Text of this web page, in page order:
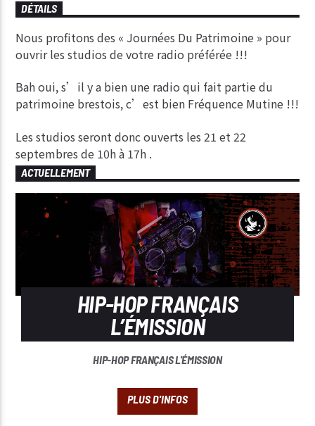
DÉTAILS
Nous profitons des « Journées Du Patrimoine » pour
ouvrir les studios de votre radio préférée !!!
Bah oui, s’il y a bien une radio qui fait partie du
patrimoine brestois, c’est bien Fréquence Mutine !!!
Les studios seront donc ouverts les 21 et 22
septembres de 10h à 17h .
ACTUELLEMENT
HIP-HOP FRANÇAIS
L’ÉMISSION
HIP-HOP FRANÇAIS L'ÉMISSION